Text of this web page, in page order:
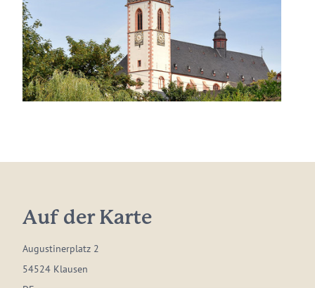
Auf der Karte
Augustinerplatz 2
54524 Klausen